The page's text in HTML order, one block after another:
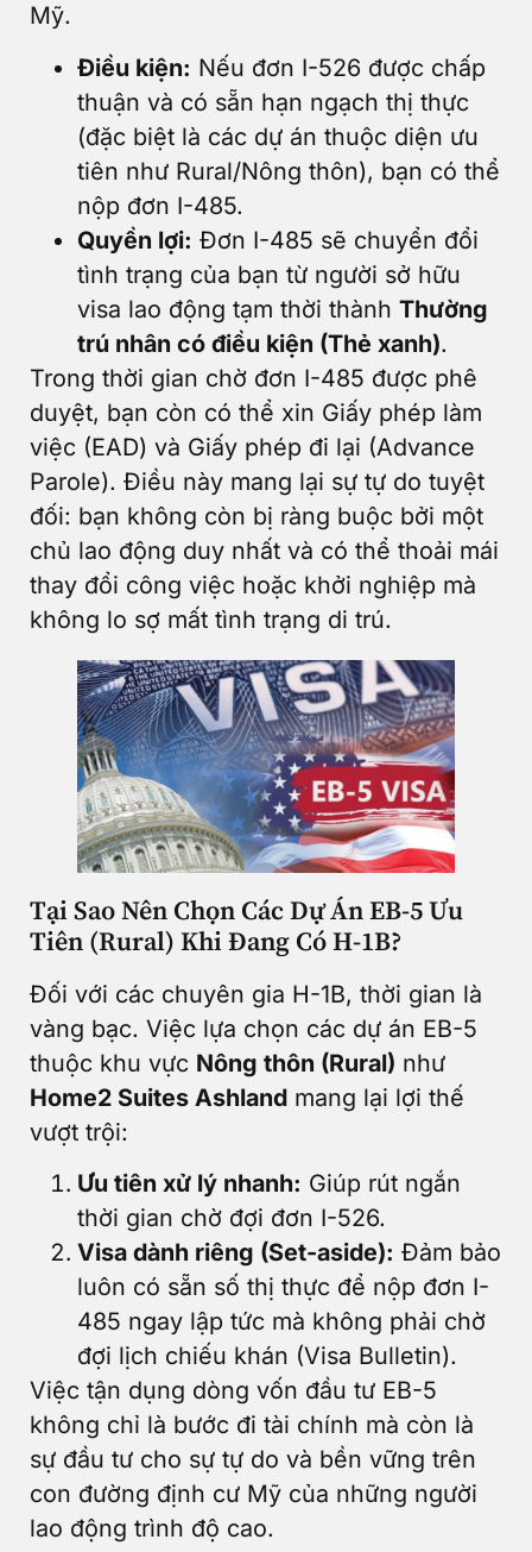
Mỹ.
Điều kiện: Nếu đơn I-526 được chấp
thuận và có sẵn hạn ngạch thị thực
(đặc biệt là các dự án thuộc diện ưu
tiên như Rural/Nông thôn), bạn có thể
nộp đơn I-485.
Quyền lợi: Đơn I-485 sẽ chuyển đổi
tình trạng của bạn từ người sở hữu
visa lao động tạm thời thành Thường
trú nhân có điều kiện (Thẻ xanh).
Trong thời gian chờ đơn I-485 được phê
duyệt, bạn còn có thể xin Giấy phép làm
việc (EAD) và Giấy phép đi lại (Advance
Parole). Điều này mang lại sự tự do tuyệt
đối: bạn không còn bị ràng buộc bởi một
chủ lao động duy nhất và có thể thoải mái
thay đổi công việc hoặc khởi nghiệp mà
không lo sợ mất tình trạng di trú.
Tại Sao Nên Chọn Các Dự Án EB-5 Ưu
Tiên (Rural) Khi Đang Có H-1B?
Đối với các chuyên gia H-1B, thời gian là
vàng bạc. Việc lựa chọn các dự án EB-5
thuộc khu vực Nông thôn (Rural) như
Home2 Suites Ashland mang lại lợi thế
vượt trội:
Ưu tiên xử lý nhanh: Giúp rút ngắn
thời gian chờ đợi đơn I-526.
Visa dành riêng (Set-aside): Đảm bảo
luôn có sẵn số thị thực để nộp đơn I-
485 ngay lập tức mà không phải chờ
đợi lịch chiếu khán (Visa Bulletin).
Việc tận dụng dòng vốn đầu tư EB-5
không chỉ là bước đi tài chính mà còn là
sự đầu tư cho sự tự do và bền vững trên
con đường định cư Mỹ của những người
lao động trình độ cao.